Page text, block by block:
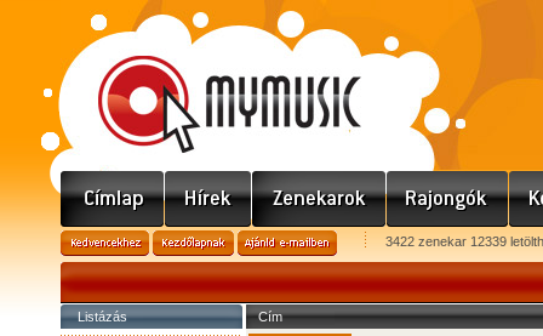
3422 zenekar 12339
Listázás Cím